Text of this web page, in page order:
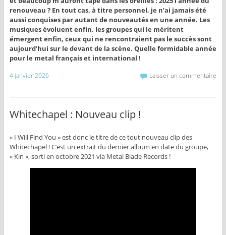
renouveau ? En tout cas, à titre personnel, je n’ai jamais été
aussi conquises par autant de nouveautés en une année. Les
musiques évoluent enfin, les groupes qui le méritent
émergent enfin, ceux qui ne rencontraient pas le succès sont
aujourd’hui sur le devant de la scène. Quelle formidable année
pour le metal français et international !
4 janvier 2026 Laisser un commentaire
Whitechapel : Nouveau clip !
« I Will Find You » est donc le titre de ce tout nouveau clip des
Whitechapel ! C’est un extrait du dernier album en date du groupe,
« Kin », sorti en octobre 2021 via Metal Blade Records !